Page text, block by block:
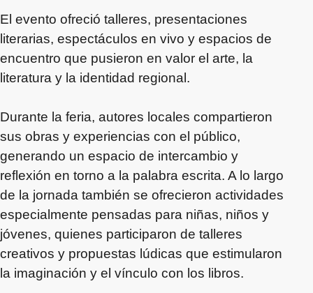
El evento ofreció talleres, presentaciones
literarias, espectáculos en vivo y espacios de
encuentro que pusieron en valor el arte, la
literatura y la identidad regional.
Durante la feria, autores locales compartieron
sus obras y experiencias con el público,
generando un espacio de intercambio y
reflexión en torno a la palabra escrita. A lo largo
de la jornada también se ofrecieron actividades
especialmente pensadas para niñas, niños y
jóvenes, quienes participaron de talleres
creativos y propuestas lúdicas que estimularon
la imaginación y el vínculo con los libros.